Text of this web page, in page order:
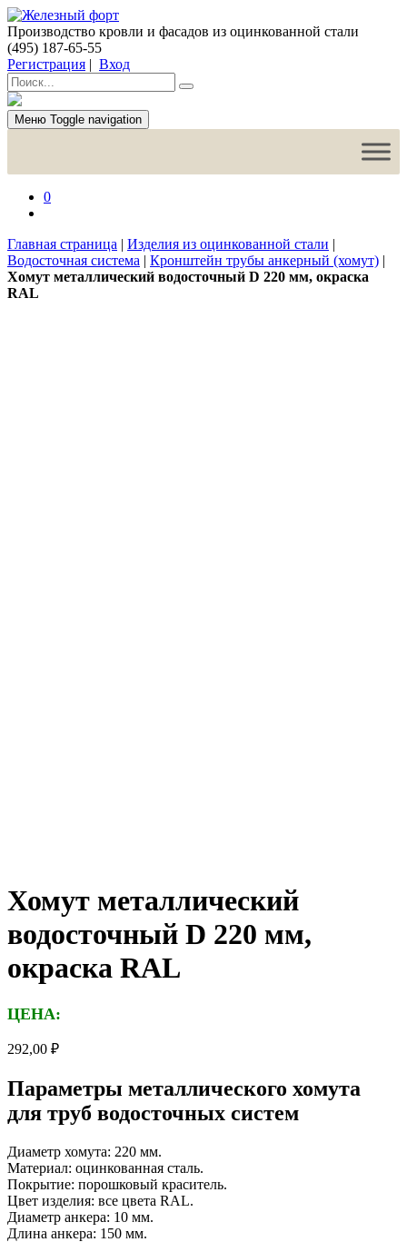
Производство кровли и фасадов из оцинкованной стали
(495) 187-65-55
Регистрация | Вход
Меню Toggle navigation
0
Главная страница | Изделия из оцинкованной стали |
Водосточная система | Кронштейн трубы анкерный (хомут) |
Хомут металлический водосточный D 220 мм, окраска
RAL
Хомут металлический
водосточный D 220 мм,
окраска RAL
ЦЕНА:
292,00 ₽
Параметры металлического хомута
для труб водосточных систем
Диаметр хомута: 220 мм.
Материал: оцинкованная сталь.
Покрытие: порошковый краситель.
Цвет изделия: все цвета RAL.
Диаметр анкера: 10 мм.
Длина анкера: 150 мм.